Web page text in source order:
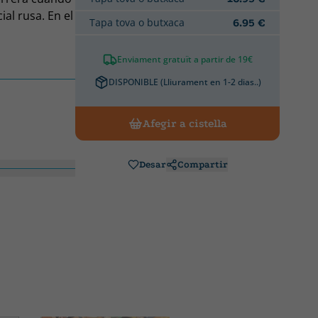
rusa. En el
ha
haber
su
para
camino
de
esta vida
Tapa tova o butxaca 6.95 €
Enviament gratuït a partir de 19€
DISPONIBLE (Lliurament en 1-2 dias..)
Afegir a cistella
Desar Compartir